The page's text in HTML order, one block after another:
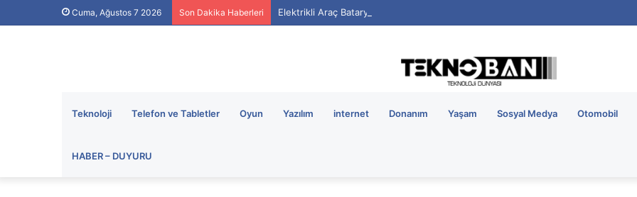
Cuma, Ağustos 7 2026 Son Dakika Haberleri Elektrikli Araç Bataryalarının Ömrü Nasıl Uzatılır?
Teknoloji Telefon ve Tabletler Oyun Yazılım internet Donanım Yaşam Sosyal Medya Otomobil
HABER – DUYURU